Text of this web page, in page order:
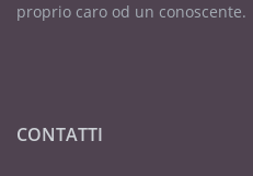
proprio caro od un conoscente.
CONTATTI